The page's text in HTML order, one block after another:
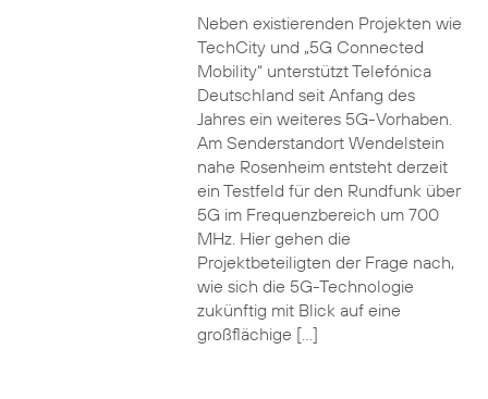
Neben existierenden Projekten wie
TechCity und „5G Connected
Mobility“ unterstützt Telefónica
Deutschland seit Anfang des
Jahres ein weiteres 5G-Vorhaben.
Am Senderstandort Wendelstein
nahe Rosenheim entsteht derzeit
ein Testfeld für den Rundfunk über
5G im Frequenzbereich um 700
MHz. Hier gehen die
Projektbeteiligten der Frage nach,
wie sich die 5G-Technologie
zukünftig mit Blick auf eine
großflächige […]